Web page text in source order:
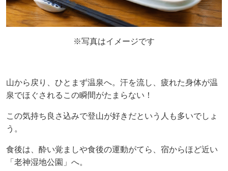
※写真はイメージです
山から戻り、ひとまず温泉へ。汗を流し、疲れた身体が温
泉でほぐされるこの瞬間がたまらない！
この気持ち良さ込みで登山が好きだという人も多いでしょ
う。
食後は、酔い覚ましや食後の運動がてら、宿からほど近い
「老神湿地公園」へ。